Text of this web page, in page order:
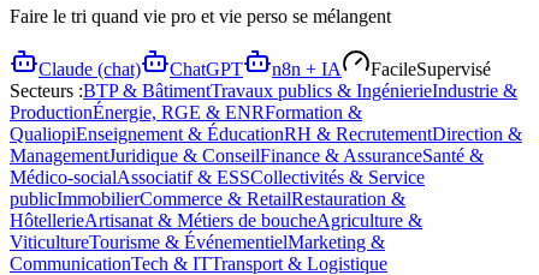
Faire le tri quand vie pro et vie perso se mélangent
Claude (chat) ChatGPT n8n + IA FacileSupervisé
Secteurs :BTP & BâtimentTravaux publics & IngénierieIndustrie &
ProductionÉnergie, RGE & ENRFormation &
QualiopiEnseignement & ÉducationRH & RecrutementDirection &
ManagementJuridique & ConseilFinance & AssuranceSanté &
Médico-socialAssociatif & ESSCollectivités & Service
publicImmobilierCommerce & RetailRestauration &
HôtellerieArtisanat & Métiers de boucheAgriculture &
ViticultureTourisme & ÉvénementielMarketing &
CommunicationTech & ITTransport & Logistique